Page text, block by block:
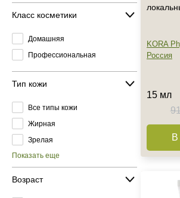
Класс косметики
Домашняя
Профессиональная
Тип кожи
Все типы кожи
Жирная
Зрелая
Показать еще
Возраст
KORA
Россия
15 мл
В